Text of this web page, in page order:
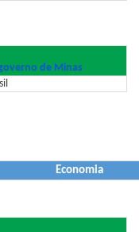
de Minas
Economia